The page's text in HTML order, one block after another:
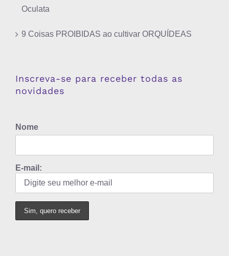
Oculata
9 Coisas PROIBIDAS ao cultivar ORQUÍDEAS
Inscreva-se para receber todas as
novidades
Nome
E-mail: